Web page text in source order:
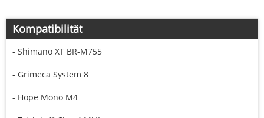
Kompatibilität
- Shimano XT BR-M755
- Grimeca System 8
- Hope Mono M4